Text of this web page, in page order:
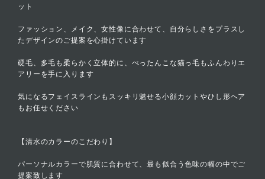
ット
ファッション、メイク、女性像に合わせて、自分らしさをプラスし
たデザインのご提案を心掛けています
硬毛、多毛も柔らかく立体的に、ぺったんこな猫っ毛もふんわりエ
アリーを手に入ります
気になるフェイスラインもスッキリ魅せる小顔カットやひし形ヘア
もお任せください
【清水のカラーのこだわり】
パーソナルカラーで肌質に合わせて、最も似合う色味の幅の中でご
提案致します